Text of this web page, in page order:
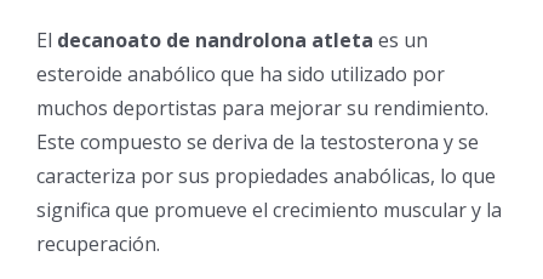
El decanoato de nandrolona atleta es un
esteroide anabólico que ha sido utilizado por
muchos deportistas para mejorar su rendimiento.
Este compuesto se deriva de la testosterona y se
caracteriza por sus propiedades anabólicas, lo que
significa que promueve el crecimiento muscular y la
recuperación.